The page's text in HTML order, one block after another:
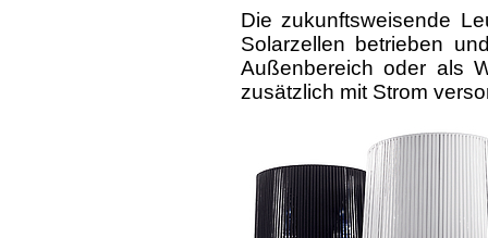
Die zukunftsweisende
Solarzellen betrieben
Außenbereich oder als
zusätzlich mit Strom